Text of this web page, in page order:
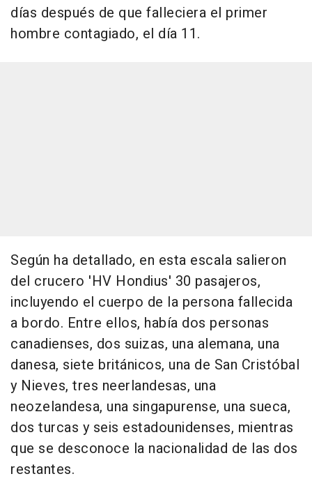
días después de que falleciera el primer
hombre contagiado, el día 11.
Según ha detallado, en esta escala salieron
del crucero 'HV Hondius' 30 pasajeros,
incluyendo el cuerpo de la persona fallecida
a bordo. Entre ellos, había dos personas
canadienses, dos suizas, una alemana, una
danesa, siete británicos, una de San Cristóbal
y Nieves, tres neerlandesas, una
neozelandesa, una singapurense, una sueca,
dos turcas y seis estadounidenses, mientras
que se desconoce la nacionalidad de las dos
restantes.